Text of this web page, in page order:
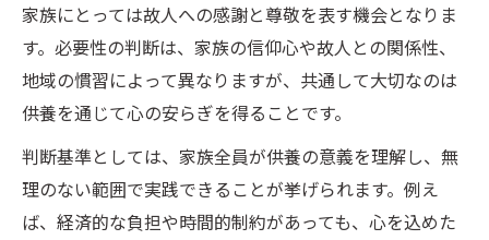
家族にとっては故人への感謝と尊敬を表す機会となりま
す。必要性の判断は、家族の信仰心や故人との関係性、
地域の慣習によって異なりますが、共通して大切なのは
供養を通じて心の安らぎを得ることです。
判断基準としては、家族全員が供養の意義を理解し、無
理のない範囲で実践できることが挙げられます。例え
ば、経済的な負担や時間的制約があっても、心を込めた